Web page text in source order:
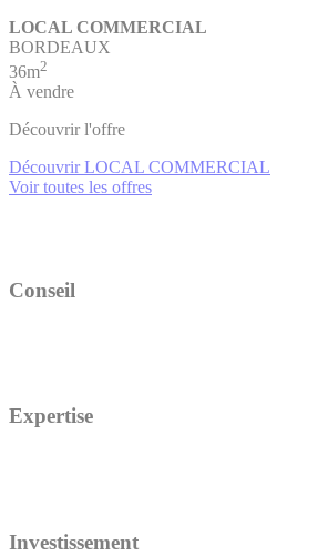
LOCAL COMMERCIAL
BORDEAUX
36m2
À vendre
Découvrir l'offre
Découvrir LOCAL COMMERCIAL
Voir toutes les offres
Conseil
Expertise
Investissement